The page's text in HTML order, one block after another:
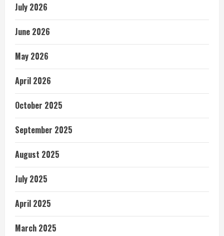
July 2026
June 2026
May 2026
April 2026
October 2025
September 2025
August 2025
July 2025
April 2025
March 2025